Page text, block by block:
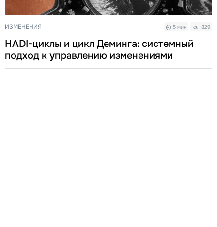
ИЗМЕНЕНИЯ 5 мин 829
HADI-циклы и цикл Деминга: системный
подход к управлению изменениями